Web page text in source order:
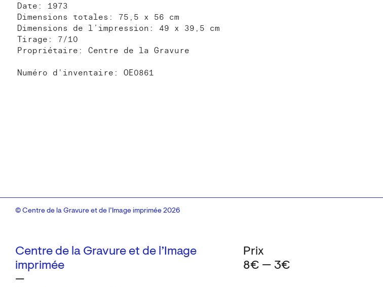
Date: 1973
Dimensions totales: 75,5 x 56 cm
Dimensions de l’impression: 49 x 39,5 cm
Tirage: 7/10
Propriétaire: Centre de la Gravure
Numéro d'inventaire: OE0861
Centre de la Gravure et de l’Image
imprimée
—
Prix
8€ — 3€
© Centre de la Gravure et de l’Image imprimée 2026